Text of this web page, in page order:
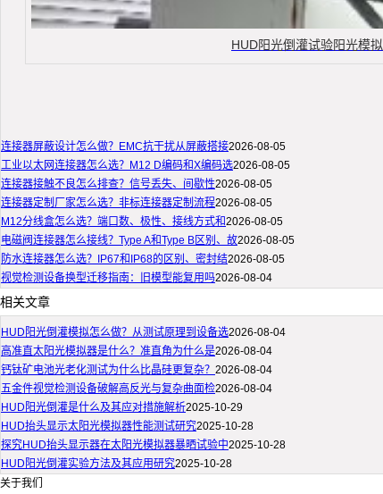
HUD阳光倒灌试验阳光模拟
连接器屏蔽设计怎么做？EMC抗干扰从屏蔽搭接2026-08-05
工业以太网连接器怎么选？M12 D编码和X编码选2026-08-05
连接器接触不良怎么排查？信号丢失、间歇性2026-08-05
连接器定制厂家怎么选？非标连接器定制流程2026-08-05
M12分线盒怎么选？端口数、极性、接线方式和2026-08-05
电磁阀连接器怎么接线？Type A和Type B区别、故2026-08-05
防水连接器怎么选？IP67和IP68的区别、密封结2026-08-05
视觉检测设备换型迁移指南：旧模型能复用吗2026-08-04
相关文章
HUD阳光倒灌模拟怎么做？从测试原理到设备选2026-08-04
高准直太阳光模拟器是什么？准直角为什么是2026-08-04
钙钛矿电池光老化测试为什么比晶硅更复杂？ 2026-08-04
五金件视觉检测设备破解高反光与复杂曲面检2026-08-04
HUD阳光倒灌是什么及其应对措施解析2025-10-29
HUD抬头显示太阳光模拟器性能测试研究2025-10-28
探究HUD抬头显示器在太阳光模拟器暴晒试验中2025-10-28
HUD阳光倒灌实验方法及其应用研究2025-10-28
关于我们